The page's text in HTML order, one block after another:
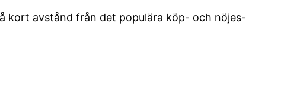
kort avstånd från det populära köp- och nöjes-